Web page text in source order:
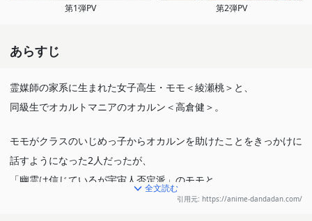
第1弾PV 第2弾PV
あらすじ
霊媒師の家系に生まれた女子高生・モモ＜綾瀬桃＞と、
同級生でオカルトマニアのオカルン＜高倉健＞。
モモがクラスのいじめっ子からオカルンを助けたことをきっかけに
話すようになった2人だったが、
「幽霊は信じているが宇宙人否定派」のモモと、
「宇宙人はじているが幽霊否定派」のオカルンで口論に。
全文読む
引用元: https://anime-dandadan.com/